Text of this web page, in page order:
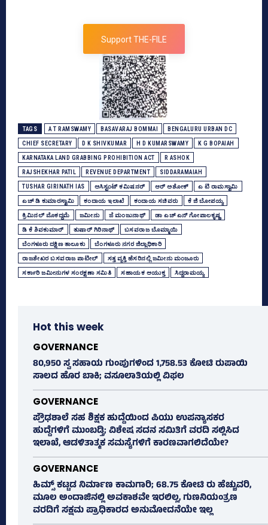
Support THE-FILE
TAGS A T RAMSWAMY BASAVARAJ BOMMAI BENGALURU URBAN DC
CHIEF SECRETARY D K SHIVKUMAR H D KUMARSWAMY K G BOPAIAH
KARNATAKA LAND GRABBING PROHIBITION ACT R ASHOK
RAJSHEKHAR PATIL REVENUE DEPARTMENT SIDDARAMAIAH
TUSHAR GIRINATH IAS ಅಸಿಸ್ಟಂಟ್‌ ಕಮಿಷನರ್‌ ಆರ್‌ ಅಶೋಕ್‌ ಎ ಟಿ ರಾಮಸ್ವಾಮಿ
ಎಚ್‌ ಡಿ ಕುಮಾರಸ್ವಾಮಿ ಕಂದಾಯ ಇಲಾಖೆ ಕಂದಾಯ ಸಚಿವರು ಕೆ ಜಿ ಬೋಪಯ್ಯ
ಕ್ರಿಮಿನಲ್‌ ಮೊಕದ್ದಮೆ ಜಮೀನು ಜೆ ಮಂಜುನಾಥ್‌ ಡಾ ಎಚ್‌ ಎನ್ ಗೋಪಾಲಕೃಷ್ಣ
ಡಿ ಕೆ ಶಿವಕುಮಾರ್ ತುಷಾರ್‌ ಗಿರಿನಾಥ್ ಬಸವರಾಜ ಬೊಮ್ಮಾಯಿ
ಬೆಂಗಳೂರು ದಕ್ಷಿಣ ತಾಲೂಕು ಬೆಂಗಳೂರು ನಗರ ಜಿಲ್ಲಾಧಿಕಾರಿ
ರಾಜಶೇಖರ ಬಸವರಾಜ ಪಾಟೀಲ್‌ ಸತ್ತ ವ್ಯಕ್ತಿ ಹೆಸರಿನಲ್ಲಿ ಜಮೀನು ಮಂಜೂರು
ಸರ್ಕಾರಿ ಜಮೀನುಗಳ ಸಂರಕ್ಷಣಾ ಸಮಿತಿ ಸಹಾಯಕ ಆಯುಕ್ತ ಸಿದ್ದರಾಮಯ್ಯ
Hot this week
GOVERNANCE
80,950 ಸ್ವ ಸಹಾಯ ಗುಂಪುಗಳಿಂದ 1,758.53 ಕೋಟಿ ರುಪಾಯಿ
ಸಾಲದ ಹೊರ ಬಾಕಿ; ವಸೂಲಾತಿಯಲ್ಲಿ ವಿಫಲ
GOVERNANCE
ಪ್ರೌಢಶಾಲೆ ಸಹ ಶಿಕ್ಷಕ ಹುದ್ದೆಯಿಂದ ಪಿಯು ಉಪನ್ಯಾಸಕರ
ಹುದ್ದೆಗಳಿಗೆ ಮುಂಬಡ್ತಿ; ವಿಶೇಷ ಸದನ ಸಮಿತಿಗೆ ವರದಿ ಸಲ್ಲಿಸಿದ
ಇಲಾಖೆ, ಆಡಳಿತಾತ್ಮಕ ಸಮಸ್ಯೆಗಳಿಗೆ ಕಾರಣವಾಗಲಿದೆಯೇ?
GOVERNANCE
ಹಿಮ್ಸ್‌ ಕಟ್ಟಡ ನಿರ್ಮಾಣ ಕಾಮಗಾರಿ; 68.75 ಕೋಟಿ ರು ಹೆಚ್ಚುವರಿ,
ಮೂಲ ಅಂದಾಜಿನಲ್ಲಿ ಅವಕಾಶವೇ ಇರಲಿಲ್ಲ, ಗುಣನಿಯಂತ್ರಣ
ವರದಿಗೆ ಸಕ್ಷಮ ಪ್ರಾಧಿಕಾರದ ಅನುಮೋದನೆಯೇ ಇಲ್ಲ